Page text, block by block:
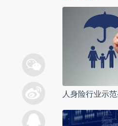
人身险行业示